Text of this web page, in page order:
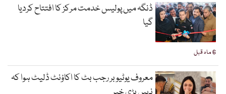
6 ماہ قبل
ڈنگہ میں پولیس خدمت مرکز کا افتتاح کردیا
گیا
معروف یوٹیوبر رجب بٹ کا اکاؤنٹ ڈلیٹ ہوا کہ